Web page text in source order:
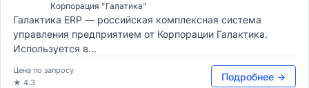
Корпорация "Галатика"
Галактика ERP — российская комплексная система
управления предприятием от Корпорации Галактика.
Используется в...
Цена по запросу
★ 4.3
Подробнее →